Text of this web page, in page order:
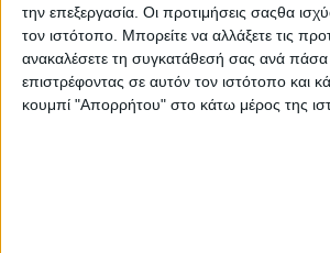
την επεξεργασία. Οι προτιμήσεις σαςθα
τον ιστότοπο. Μπορείτε να αλλάξετε τις
ανακαλέσετε τη συγκατάθεσή σας ανά πάσα
επιστρέφοντας σε αυτόν τον ιστότοπο και
κουμπί "Απορρήτου" στο κάτω μέρος της
Νέα Μοντέλα
Sherco 300 SE/SEF EnduroGP Replica
με αναρτήσεις προδιαγραφών
πρωταθλήματος